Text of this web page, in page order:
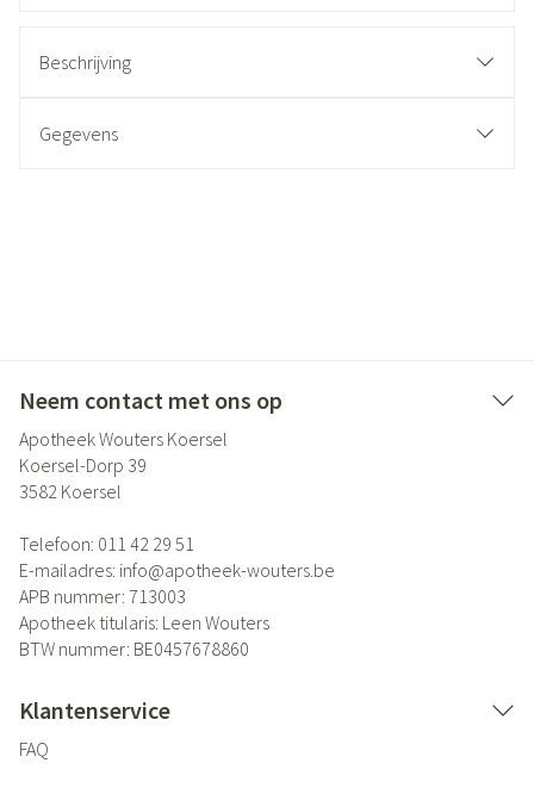
Beschrijving
Gegevens
Neem contact met ons op
Apotheek Wouters Koersel
Koersel-Dorp 39
3582 Koersel
Telefoon: 011 42 29 51
E-mailadres: info@apotheek-wouters.be
APB nummer: 713003
Apotheek titularis: Leen Wouters
BTW nummer: BE0457678860
Klantenservice
FAQ